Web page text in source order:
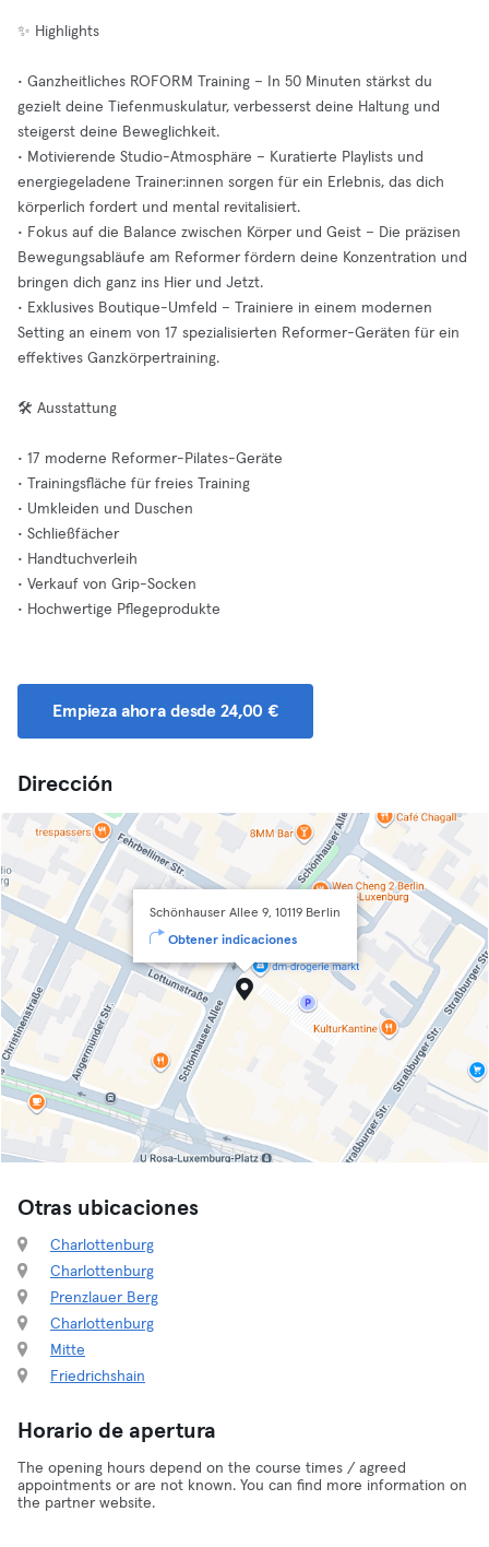
✨ Highlights
• Ganzheitliches ROFORM Training – In 50 Minuten stärkst du
gezielt deine Tiefenmuskulatur, verbesserst deine Haltung und
steigerst deine Beweglichkeit.
• Motivierende Studio-Atmosphäre – Kuratierte Playlists und
energiegeladene Trainer:innen sorgen für ein Erlebnis, das dich
körperlich fordert und mental revitalisiert.
• Fokus auf die Balance zwischen Körper und Geist – Die präzisen
Bewegungsabläufe am Reformer fördern deine Konzentration und
bringen dich ganz ins Hier und Jetzt.
• Exklusives Boutique-Umfeld – Trainiere in einem modernen
Setting an einem von 17 spezialisierten Reformer-Geräten für ein
effektives Ganzkörpertraining.
🛠️ Ausstattung
• 17 moderne Reformer-Pilates-Geräte
• Trainingsfläche für freies Training
• Umkleiden und Duschen
• Schließfächer
• Handtuchverleih
• Verkauf von Grip-Socken
• Hochwertige Pflegeprodukte
Empieza ahora desde 24,00 €
Dirección
Schönhauser Allee 9, 10119 Berlin
Obtener indicaciones
Otras ubicaciones
Charlottenburg
Charlottenburg
Prenzlauer Berg
Charlottenburg
Mitte
Friedrichshain
Horario de apertura
The opening hours depend on the course times / agreed
appointments or are not known. You can find more information on
the partner website.